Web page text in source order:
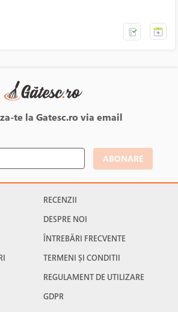
te la Gatesc.ro via email
ABONARE
RECENZII
DESPRE NOI
ÎNTREBĂRI FRECVENTE
TERMENI ȘI CONDITII
REGULAMENT DE UTILIZARE
GDPR